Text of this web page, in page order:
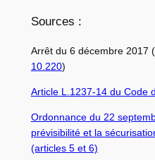
Sources :
Arrêt du 6 décembre 2017 (
10.220)
Article L.1237-14 du Code
Ordonnance du 22
prévisibilité et la
(articles 5 et 6)